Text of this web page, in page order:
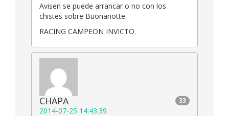
Avisen se puede arrancar o no con los
chistes sobre Buonanotte.
RACING CAMPEON INVICTO.
33
CHAPA
2014-07-25 14:43:39